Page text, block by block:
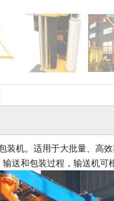
装机。适用于大批量、高
送和包装过程，输送机